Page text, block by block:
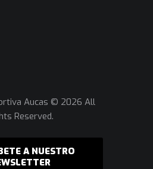
Aucas © 2026 All
Reserved.
A NUESTRO